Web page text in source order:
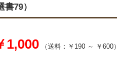
79）
1,000 （送料：￥190 ～ ￥600）